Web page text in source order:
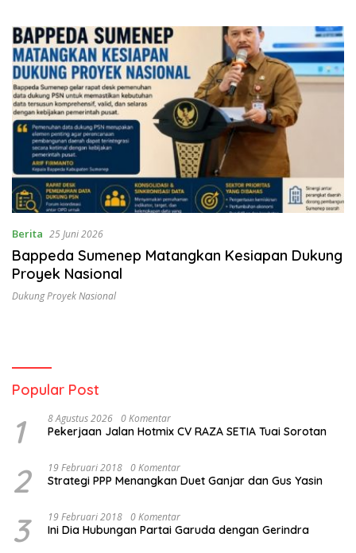
Berita 25 Juni 2026
Bappeda Sumenep Matangkan Kesiapan Dukung
Proyek Nasional
Dukung Proyek Nasional
Popular Post
1 8 Agustus 2026 0 Komentar
Pekerjaan Jalan Hotmix CV RAZA SETIA Tuai Sorotan
2 19 Februari 2018 0 Komentar
Strategi PPP Menangkan Duet Ganjar dan Gus Yasin
3 19 Februari 2018 0 Komentar
Ini Dia Hubungan Partai Garuda dengan Gerindra